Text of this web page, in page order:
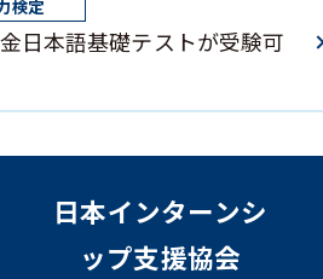
日本語基礎テストが受験可
日本インターンシ
ップ支援協会